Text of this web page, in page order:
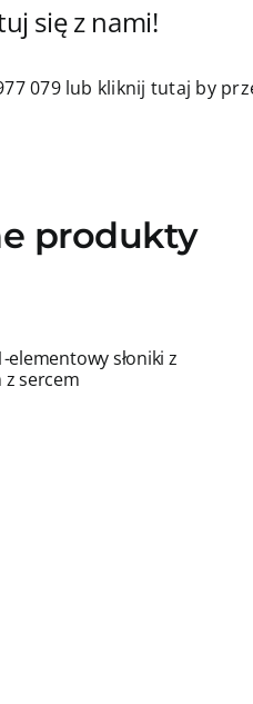
się z nami!
079 lub kliknij tutaj by
produkty
z
Komplet do
błękitem